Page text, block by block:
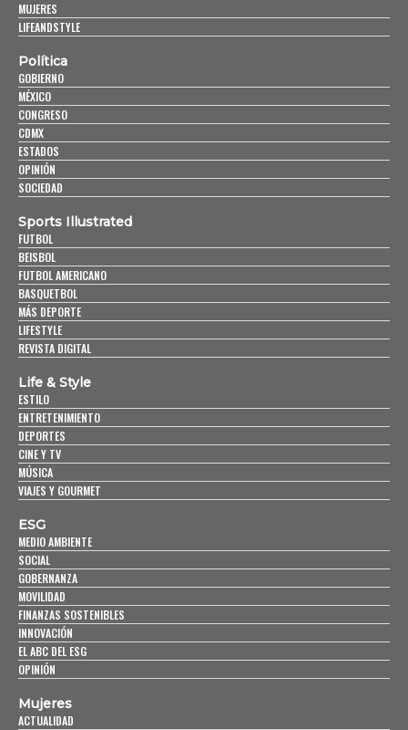
MUJERES
LIFEANDSTYLE
Política
GOBIERNO
MÉXICO
CONGRESO
CDMX
ESTADOS
OPINIÓN
SOCIEDAD
Sports Illustrated
FUTBOL
BEISBOL
FUTBOL AMERICANO
BASQUETBOL
MÁS DEPORTE
LIFESTYLE
REVISTA DIGITAL
Life & Style
ESTILO
ENTRETENIMIENTO
DEPORTES
CINE Y TV
MÚSICA
VIAJES Y GOURMET
ESG
MEDIO AMBIENTE
SOCIAL
GOBERNANZA
MOVILIDAD
FINANZAS SOSTENIBLES
INNOVACIÓN
EL ABC DEL ESG
OPINIÓN
Mujeres
ACTUALIDAD